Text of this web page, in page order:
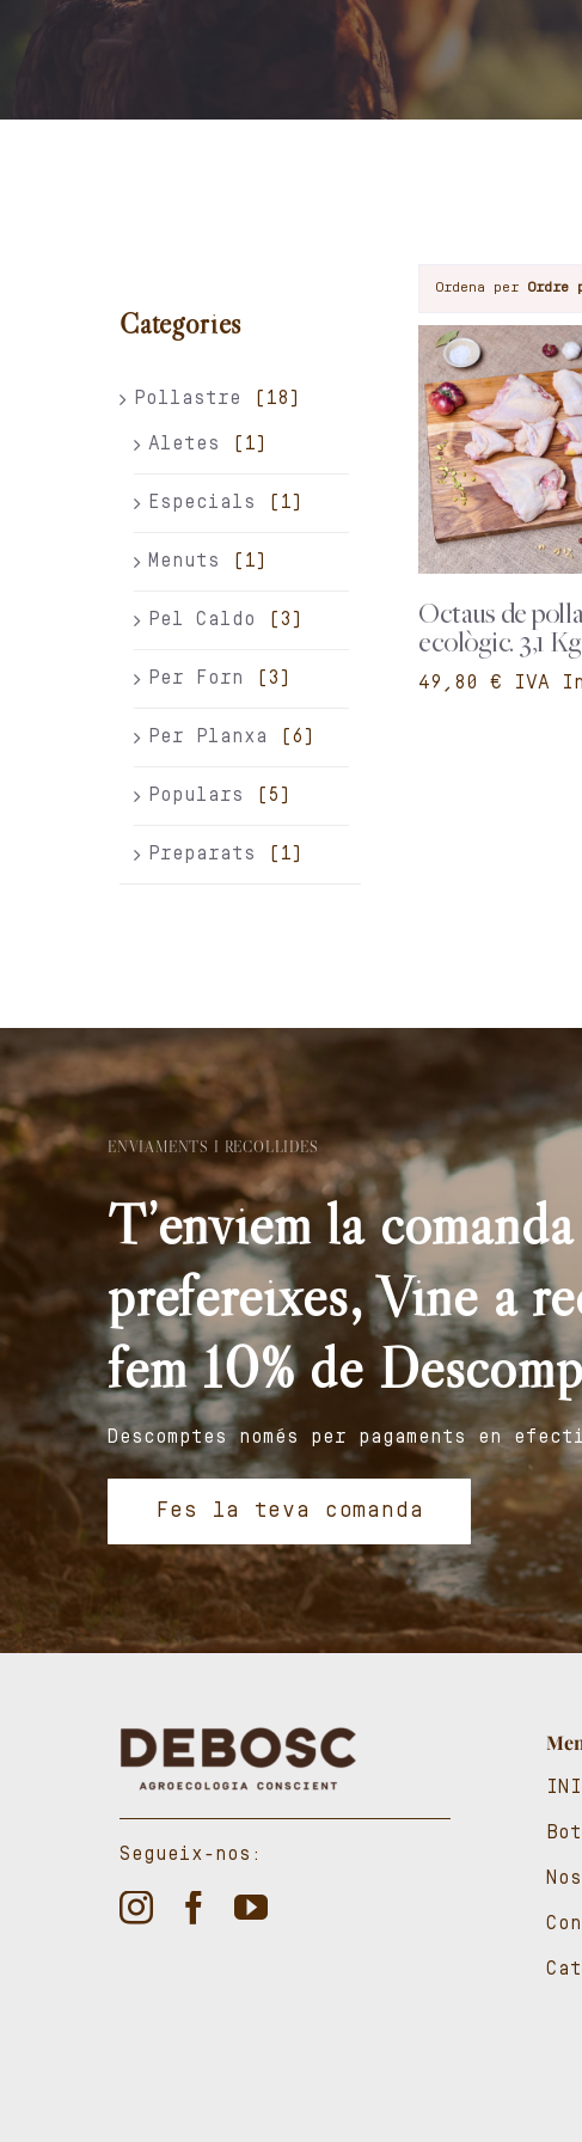
Categories
Pollastre (18)
Aletes (1)
Especials (1)
Menuts (1)
Pel Caldo (3)
Per Forn (3)
Per Planxa (6)
Populars (5)
Preparats (1)
Ordena per Ordre
Octaus de
ecològic. 3,1 Kg
€
ENVIAMENTS I RECOLLIDES
T’enviem la
prefereixes, Vine a
fem 10% de
Descomptes només per pagaments en
Fes la teva comanda
Segueix-nos: